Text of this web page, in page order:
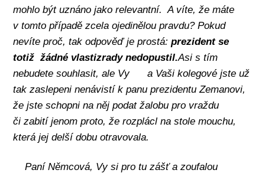
mohlo být uznáno jako relevantní. A víte, že máte
v tomto případě zcela ojedinělou pravdu? Pokud
nevíte proč, tak odpověď je prostá: prezident se
totiž žádné vlastizrady nedopustil.Asi s tím
nebudete souhlasit, ale Vy
a Vaši kolegové jste už
tak zaslepeni nenávistí k panu prezidentu Zemanovi,
že jste schopni na něj podat žalobu pro vraždu
či zabití jenom proto, že rozplácl na stole mouchu,
která jej delší dobu otravovala.
Paní Němcová, Vy si pro tu zášť a zoufalou